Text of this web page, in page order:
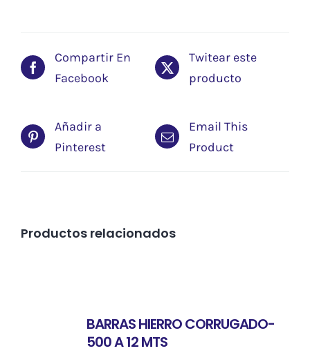
Compartir En
Facebook
Twitear este
producto
Añadir a
Pinterest
Email This
Product
Productos relacionados
BARRAS HIERRO CORRUGADO-
500 A 12 MTS